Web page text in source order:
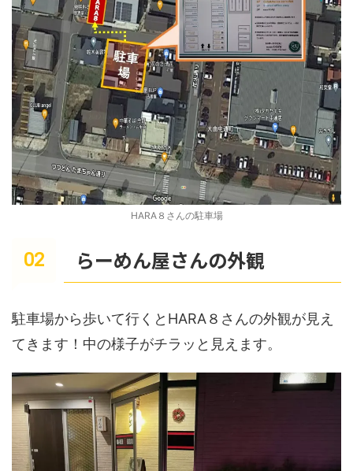
HARA８さんの駐車場
らーめん屋さんの外観
駐車場から歩いて行くとHARA８さんの外観が見え
てきます！中の様子がチラッと見えます。